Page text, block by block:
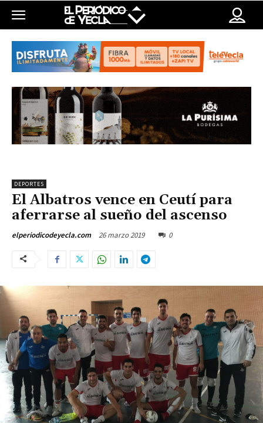
DEPORTES
El Albatros vence en Ceutí para
aferrarse al sueño del ascenso
elperiodicodeyecla.com 26 marzo 2019 0